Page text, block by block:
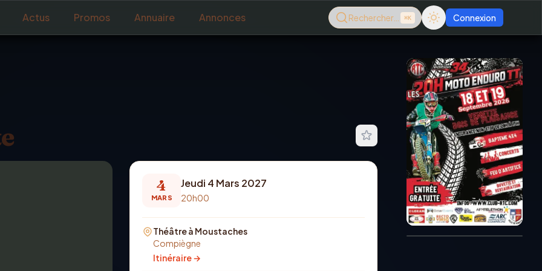
Actus Promos Annuaire Annonces Rechercher… ⌘K Connexion
4
MARS
Jeudi 4 Mars 2027
20h00
Théâtre à Moustaches
Compiègne
Itinéraire →
Consultez le dernier
magazine en ligne
Août2026